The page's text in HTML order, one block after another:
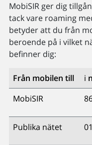
MobiSIR ger dig
tack vare roaming
betyder att du från
beroende på i vilket
befinner dig:
Från mobilen till i
MobiSIR
Publika nätet